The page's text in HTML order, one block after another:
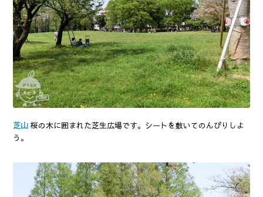
芝山 桜の木に囲まれた芝生広場です。シートを敷いてのんびりしよ
う。